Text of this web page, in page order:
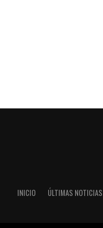
INICIO ÚLTIMAS NOTICIAS